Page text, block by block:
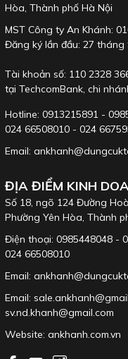
Hòa, Thành phố Hà Nội
MST Công ty An Khánh:
Đăng ký lần đầu: 27 tháng
Tài khoản số: 110 2328
tại TechcomBank, chi
Hotline: 0913215891 -
024 66508010 - 024
Email:
ĐỊA ĐIỂM KINH
Số 18, ngõ 124 Đường
Phường Yên Hòa, Thành
Điện thoại: 0985448048 -
024 66508010
Email:
Email:
sv.nd.khanh@gmail.com
Website: ankhanh.com.vn